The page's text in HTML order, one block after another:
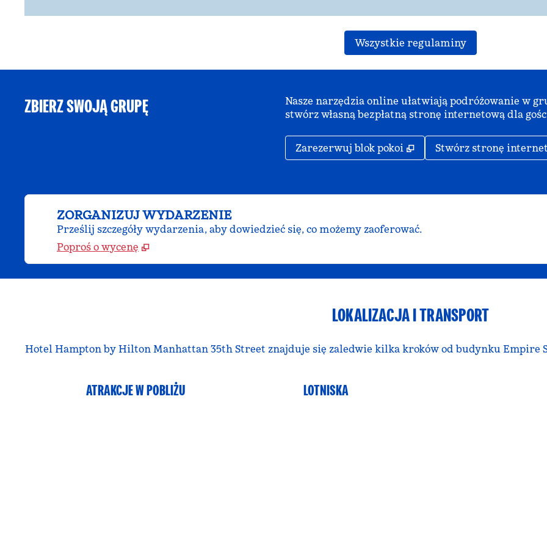
Wszystkie regulaminy
ZBIERZ SWOJĄ GRUPĘ
Nasze narzędzia online ułatwiają podróżowanie w
stwórz własną bezpłatną stronę internetową dla
Zarezerwuj blok pokoi , Otwiera treści w nowej
Stwórz stronę
ZORGANIZUJ WYDARZENIE
Prześlij szczegóły wydarzenia, aby dowiedzieć się, co możemy zaoferować.
Poproś o wycenę
LOKALIZACJA I TRANSPORT
Hotel Hampton by Hilton Manhattan 35th Street znajduje się zaledwie kilka kroków od budynku Empire
ATRAKCJE W POBLIŻU LOTNISKA